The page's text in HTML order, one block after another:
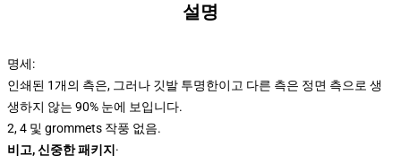
설명
명세:
인쇄된 1개의 측은, 그러나 깃발 투명한이고 다른 측은 정면 측으로 생
생하지 않는 90% 눈에 보입니다.
2, 4 및 grommets 작풍 없음.
비고, 신중한 패키지 ·